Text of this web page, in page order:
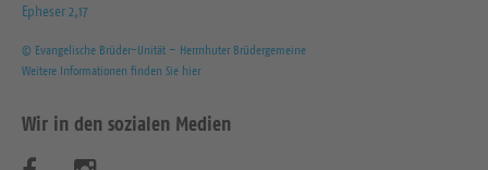
Epheser 2,17
© Evangelische Brüder-Unität – Herrnhuter Brüdergemeine
Weitere Informationen finden Sie hier
Wir in den sozialen Medien